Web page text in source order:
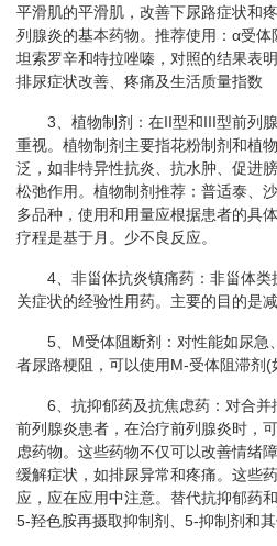
平滑肌的平滑肌，改善下尿路症状和
列腺炎的基本药物。推荐使用：α受体
坦索罗辛和特拉唑嗪，对照的结果表
排尿症状改善、疼痛及生活质量指数
3、植物制剂：在II型和III型前列
重视。植物制剂主要指花粉制剂和植
泛，如非特异性抗炎、抗水肿、促进
松弛作用。植物制剂推荐：普适泰、
多品种，使用和用量应根据患者的具
疗程是基于月。少不良反应。
4、非甾体抗炎镇痛药：非甾体
关症状的经验性用药。主要的目的是
5、M受体阻断剂：对性能如尿急
者尿路梗阻，可以使用M-受体阻滞剂(
6、抗抑郁药及抗焦虑药：对合
前列腺炎患者，在治疗前列腺炎时，
虑药物。这些药物不仅可以改善情绪
缓解症状，如排尿异常和疼痛。这些
应，应在应用中注意。替代抗抑郁药
5-羟色胺再摄取抑制剂、5-抑制剂和其